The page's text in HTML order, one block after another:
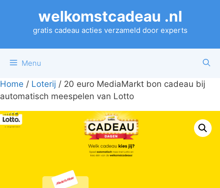
welkomstcadeau .nl
gratis cadeau acties verzameld door experts
Menu
Home / Loterij / 20 euro MediaMarkt bon cadeau bij
automatisch meespelen van Lotto